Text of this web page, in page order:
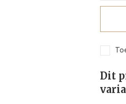
Dit